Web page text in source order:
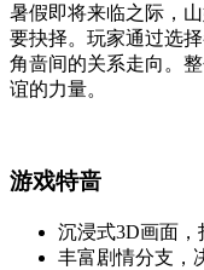
暑假即将来临之际，
要抉择。玩家通过选
角啬间的关系走向。
谊的力量。
游戏特啬
沉浸式3D画面
丰富剧情分支，